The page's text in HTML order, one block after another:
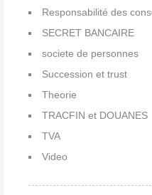
Responsabilité des
SECRET BANCAIRE
societe de personnes
Succession et trust
Theorie
TRACFIN et DOUANES
TVA
Video